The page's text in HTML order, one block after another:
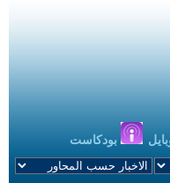
بودكاست